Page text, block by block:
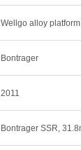
Wellgo alloy platform
Bontrager
2011
Bontrager SSR,